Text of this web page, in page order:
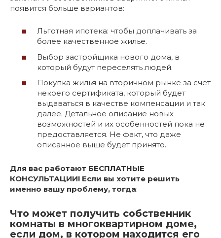
появится больше вариантов:
Льготная ипотека: чтобы доплачивать за
более качественное жилье.
Выбор застройщика нового дома, в
который будут переселять людей.
Покупка жилья на вторичном рынке за счет
некоего сертификата, который будет
выдаваться в качестве компенсации и так
далее. Детальное описание новых
возможностей и их особенностей пока не
предоставляется. Не факт, что даже
описанное выше будет принято.
Для вас работают БЕСПЛАТНЫЕ
КОНСУЛЬТАЦИИ! Если вы хотите решить
именно вашу проблему, тогда:
Что может получить собственник
комнаты в многоквартирном доме,
если дом, в котором находится его